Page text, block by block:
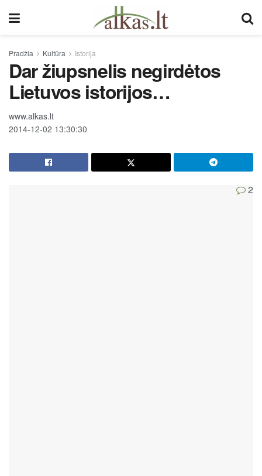
Pradžia Kultūra Istorija
Dar žiupsnelis negirdėtos
Lietuvos istorijos…
www.alkas.lt
2014-12-02 13:30:30
2